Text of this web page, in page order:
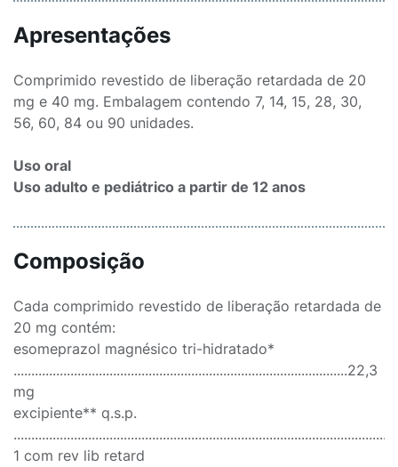
Apresentações
Comprimido revestido de liberação retardada de 20
mg e 40 mg. Embalagem contendo 7, 14, 15, 28, 30,
56, 60, 84 ou 90 unidades.
Uso oral
Uso adulto e pediátrico a partir de 12 anos
Composição
Cada comprimido revestido de liberação retardada de
20 mg contém:
esomeprazol magnésico tri-hidratado*
..............................................................................................22,3
mg
excipiente** q.s.p.
..........................................................................................................
1 com rev lib retard